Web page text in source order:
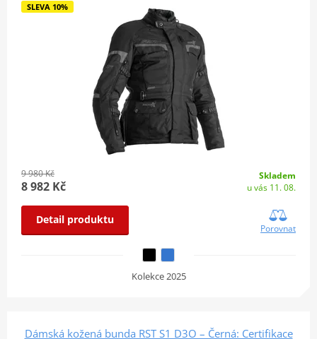
SLEVA 10%
9 980 Kč
8 982 Kč
Skladem
u vás 11. 08.
Detail produktu
Porovnat
Kolekce 2025
Dámská kožená bunda RST S1 D3O – Černá: Certifikace